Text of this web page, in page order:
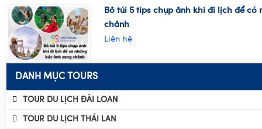
Bỏ túi 5 tips chụp ảnh khi đi lịch để có
chảnh